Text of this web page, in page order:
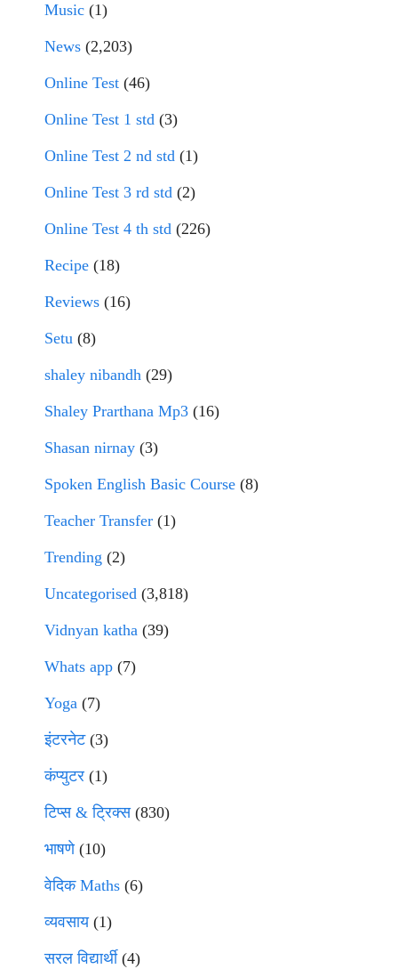
Music (1)
News (2,203)
Online Test (46)
Online Test 1 std (3)
Online Test 2 nd std (1)
Online Test 3 rd std (2)
Online Test 4 th std (226)
Recipe (18)
Reviews (16)
Setu (8)
shaley nibandh (29)
Shaley Prarthana Mp3 (16)
Shasan nirnay (3)
Spoken English Basic Course (8)
Teacher Transfer (1)
Trending (2)
Uncategorised (3,818)
Vidnyan katha (39)
Whats app (7)
Yoga (7)
इंटरनेट(3)
कंप्युटर (1)
टिप्स & ट्रिक्स(830)
भाषणे(10)
वेदिक Maths (6)
व्यवसाय(1)
सरल विद्यार्थी(4)